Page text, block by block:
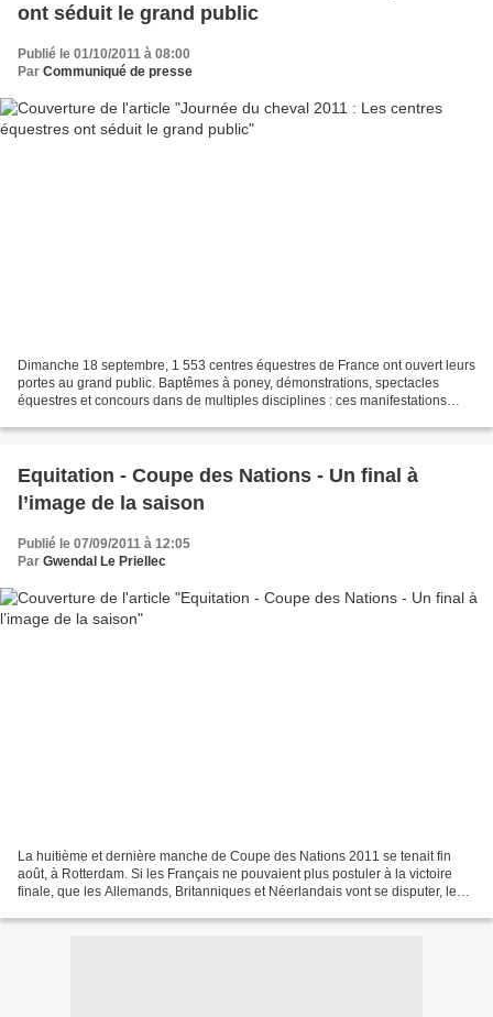
ont séduit le grand public
Publié le 01/10/2011 à 08:00
Par Communiqué de presse
Dimanche 18 septembre, 1 553 centres équestres de France ont ouvert leurs
portes au grand public. Baptêmes à poney, démonstrations, spectacles
équestres et concours dans de multiples disciplines : ces manifestations
Equitation - Coupe des Nations - Un final à
l’image de la saison
Publié le 07/09/2011 à 12:05
Par Gwendal Le Priellec
La huitième et dernière manche de Coupe des Nations 2011 se tenait fin
août, à Rotterdam. Si les Français ne pouvaient plus postuler à la victoire
finale, que les Allemands, Britanniques et Néerlandais vont se disputer, le